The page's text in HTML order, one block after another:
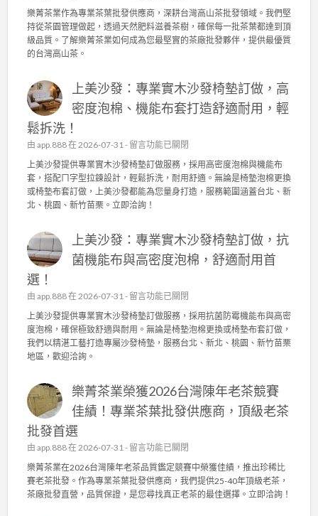
〈
樂
菁
茶
台
高
茶
發
的
品
質
持
茶
日
常
管
理
，
頂
級
茶
發
供
應
商
樂菁茶業作為專業茶葉批發供應商，深耕台灣高山茶批發領域。我們堅
持從茶園管理做起，透過天然肥料滋養茶樹，確保每一批茶葉都達到頂
級品質。了解樂菁茶業如何成為您最堅實的茶廠批發夥伴，提供最優質
的台灣高山茶。
上美沙發：專業實木沙發椅墊訂做，高
密度泡棉、機能布套打造舒適耐用，輕
鬆拆洗！
由 app.888在 2026-07-31 - 在
〈
上
美
沙
發
專
業
實
沙
椅
墊
訂
高
密
度
棉
、
機
能
布
留言功能已關閉
上美沙發提供專業實木沙發椅墊訂做服務，採用高密度泡棉與機能布
套，搭配ㄇ字型拉鍊設計，輕鬆拆洗，耐用舒適。無論是椅墊泡棉更換
或椅墊布套訂做，上美沙發都能為您量身打造，服務範圍涵蓋台北、新
北、桃園、新竹苗栗。立即洽詢！
上美沙發：專業實木沙發椅墊訂做，抗
菌機能布與高密度泡棉，舒適耐用首
選！
由 app.888在 2026-07-31 - 在
〈
上
美
沙
專
業
實
沙
椅
墊
訂
留言功能已關閉
上美沙發提供專業實木沙發椅墊訂做服務，採用抗菌防霉機能布與高密
度泡棉，確保極致舒適與耐用。無論是椅墊泡棉更換或椅墊布套訂做，
我們以精湛工藝打造專屬沙發椅墊，服務台北、新北、桃園、新竹苗栗
地區，歡迎洽詢。
樂菁茶業榮獲2026台灣陳年老茶競賽
佳績！專業茶葉批發供應商，頂級老茶
批發首選
由 app.888在 2026-07-31 - 在
〈
樂
菁
茶
留言功能已關閉
樂菁茶業在2026台灣陳年老茶品質鑑定競賽中榮獲佳績，推出珍稀比
賽老茶批發。作為專業茶葉批發供應商，我們提供25-40年頂級老茶，
茶廠批發直營，品質保證，是您尋找真正老茶的最佳選擇。立即洽詢！